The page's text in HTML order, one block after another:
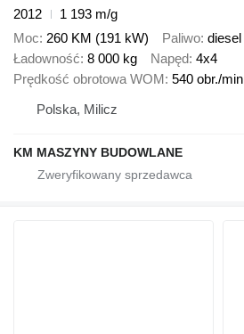
2012
1 193 m/g
Moc 260 KM (191 kW) Paliwo diesel
Ładowność 8 000 kg Napęd 4x4
Prędkość obrotowa WOM 540 obr./min
Polska, Milicz
KM MASZYNY BUDOWLANE